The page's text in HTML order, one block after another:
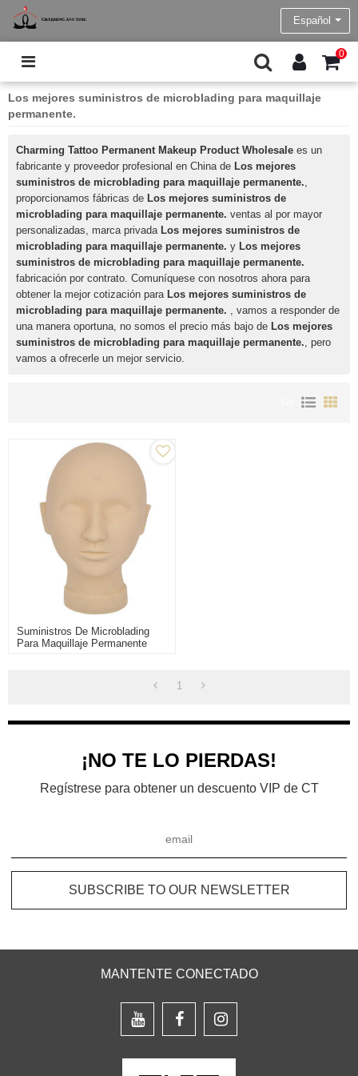
Español
0
Los mejores suministros de microblading para maquillaje
permanente.
Charming Tattoo Permanent Makeup Product Wholesale es un
fabricante y proveedor profesional en China de Los mejores
suministros de microblading para maquillaje permanente.,
proporcionamos fábricas de Los mejores suministros de
microblading para maquillaje permanente. ventas al por mayor
personalizadas, marca privada Los mejores suministros de
microblading para maquillaje permanente. y Los mejores
suministros de microblading para maquillaje permanente.
fabricación por contrato. Comuníquese con nosotros ahora para
obtener la mejor cotización para Los mejores suministros de
microblading para maquillaje permanente. , vamos a responder de
una manera oportuna, no somos el precio más bajo de Los mejores
suministros de microblading para maquillaje permanente., pero
vamos a ofrecerle un mejor servicio.
Suministros De Microblading
Para Maquillaje Permanente
1
¡NO TE LO PIERDAS!
Regístrese para obtener un descuento VIP de CT
MANTENTE CONECTADO